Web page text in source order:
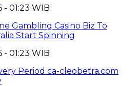
- 01:23 WIB
Gambling Casino Biz To
Start Spinning
- 01:23 WIB
Period ca-cleobetra.com